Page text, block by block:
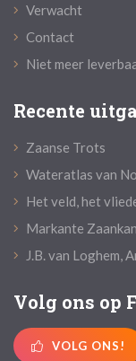
Verwacht
Contact
Niet meer
Recente
Zaanse Trots
Wateratlas van
Het veld, het
Markante
J.B. van Loghem,
Volg ons op
VOLG ONS!